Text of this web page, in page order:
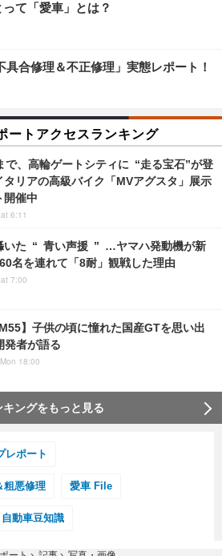
て「愛車」とは？
具合修理＆不正修理」実態レポート！
ートアクセスランキング
で、高輪ゲートシティに “走る宝石”が登
リアの高級バイク「MVアグスタ」展示
開催中
6:11
いた “ 青い声援 ” …ヤマハ発動機が新
名を連れて「8耐」観戦した理由
7:00
】子供の頃に憧れた国産GTを思い出
発者が語る
18:00
キングをもっと見る
レポート
粗悪修理 愛車 File
自動車豆知識